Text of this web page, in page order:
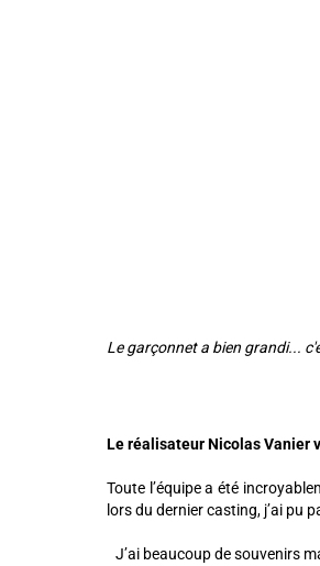
Le garçonnet a bien grandi...
Le réalisateur Nicolas Vanier
Toute l’équipe a été
lors du dernier casting, j’ai pu
J’ai beaucoup de souvenirs